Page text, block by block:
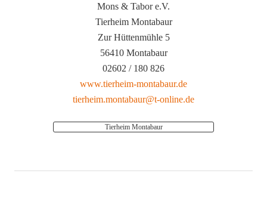
Mons & Tabor e.V.
Tierheim Montabaur
Zur Hüttenmühle 5
56410 Montabaur
02602 / 180 826
www.tierheim-montabaur.de
tierheim.montabaur@t-online.de
Tierheim Montabaur